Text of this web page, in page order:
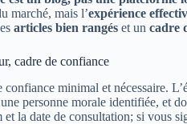
marché, mais l’expérience
articles bien rangés et un cadre
cadre de confiance
confiance minimal et nécessaire.
personne morale identifiée, et
la date de consultation; si vous